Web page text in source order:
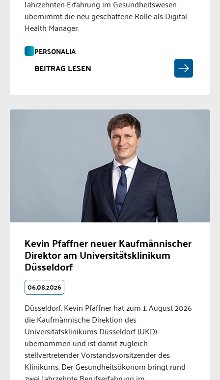
Jahrzehnten Erfahrung im Gesundheitswesen
übernimmt die neu geschaffene Rolle als Digital
Health Manager.
PERSONALIA
BEITRAG LESEN
Kevin Pfaffner neuer Kaufmännischer
Direktor am Universitätsklinikum
Düsseldorf
06.08.2026
Düsseldorf. Kevin Pfaffner hat zum 1. August 2026
die Kaufmännische Direktion des
Universitätsklinikums Düsseldorf (UKD)
übernommen und ist damit zugleich
stellvertretender Vorstandsvorsitzender des
Klinikums. Der Gesundheitsökonom bringt rund